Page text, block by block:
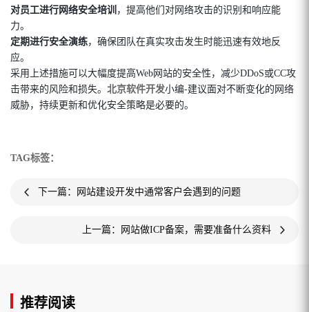
对员工进行网络安全培训 ，提高他们对网络攻击的识别和响应能
力。
定期进行安全演练，确保团队在真实攻击发生时能迅速有效地反
应。
采用上述措施可以大幅度提高Web网站的安全性，减少DDoS或CC攻
击带来的风险和损失。 北京软件开发小编-建议面对不断变化的网络
威胁，持续更新和优化安全策略是必要的。
TAG标签：
下一篇：网站建设开发中通常客户会遇到的问题
上一篇：网站做ICP备案，需要准备什么资料
推荐阅读